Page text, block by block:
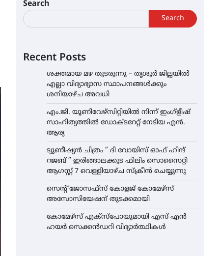
Search
Search
Recent Posts
ശക്തമായ മഴ തുടരുന്നു – തൃശൂർ ജില്ലയിൽ
എല്ലാ വിദ്യാഭ്യാസ സ്ഥാപനങ്ങൾക്കും
ശനിയാഴ്ച അവധി
എം.ജി. യൂണിവേഴ്‌സിറ്റിയിൽ നിന്ന് ഇംഗ്ളീഷ്
സാഹിത്യത്തിൽ ഡോക്ടറേറ്റ് നേടിയ എൻ.
ആര്യ
ട്യുണീഷ്യൻ ചിത്രം ” ദി വോയിസ് ഓഫ് ഹിന്ദ്
റജബ് ” ഇരിങ്ങാലക്കുട ഫിലിം സൊസൈറ്റി
ആഗസ്റ്റ് 7 വെള്ളിയാഴ്ച സ്‌ക്രീൻ ചെയ്യുന്നു
സെന്റ് ജോസഫ്സ് കോളജ് കോമേഴ്‌സ്
അസോസിയേഷന് തുടക്കമായി
കോമേഴ്സ് എക്സ്പോയുമായി എസ് എൻ
ഹയർ സെക്കൻഡറി വിദ്യാർത്ഥികൾ